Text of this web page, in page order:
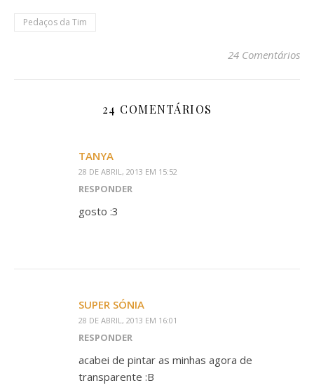
Pedaços da Tim
24 Comentários
24 COMENTÁRIOS
TANYA
28 DE ABRIL, 2013 EM 15:52
RESPONDER
gosto :3
SUPER SÓNIA
28 DE ABRIL, 2013 EM 16:01
RESPONDER
acabei de pintar as minhas agora de
transparente :B